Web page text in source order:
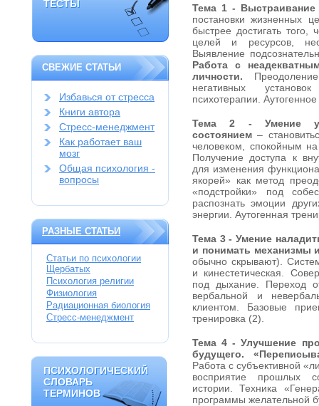
ТЕСТЫ
ТЕСТЫ
СВЕЖИЕ СТАТЬИ
Избавься от стресса
Книги автора
Стресс-менеджмент
Как работает ваш
мозг
Общая психология -
вопросы
РАЗНЫЕ СТАТЬИ
Статьи по психологии
Щербатых
Психология религии
Физиология
Радиационная биология
Стресс-менеджмент
ПСИХОЛОГИЧЕСКИЙ
СЛОВАРЬ
ТЕРМИНОВ
ПСИХОЛОГИЧЕСКИЙ
СЛОВАРЬ
ТЕРМИНОВ
Тема 1 -
постановки жизненных
быстрее достигать того,
целей и ресурсов,
Выявление
Работа с
личности.
негативных
психотерапии.
Тема 2 - Умение
состоянием –
человеком, спокойным
Получение доступа к
для изменения
якорей» как метод
«подстройки» под
распознать эмоции
энергии. Аутогенная
Тема 3 - Умение
и понимать механизмы
обычно скрывают).
и кинестетическая.
под дыхание. Переход
вербальной и
клиентом. Базовые
тренировка (2).
Тема 4 - Улучшение
будущего.
Работа с субъективной
восприятие прошлых
истории. Техника
программы желательной